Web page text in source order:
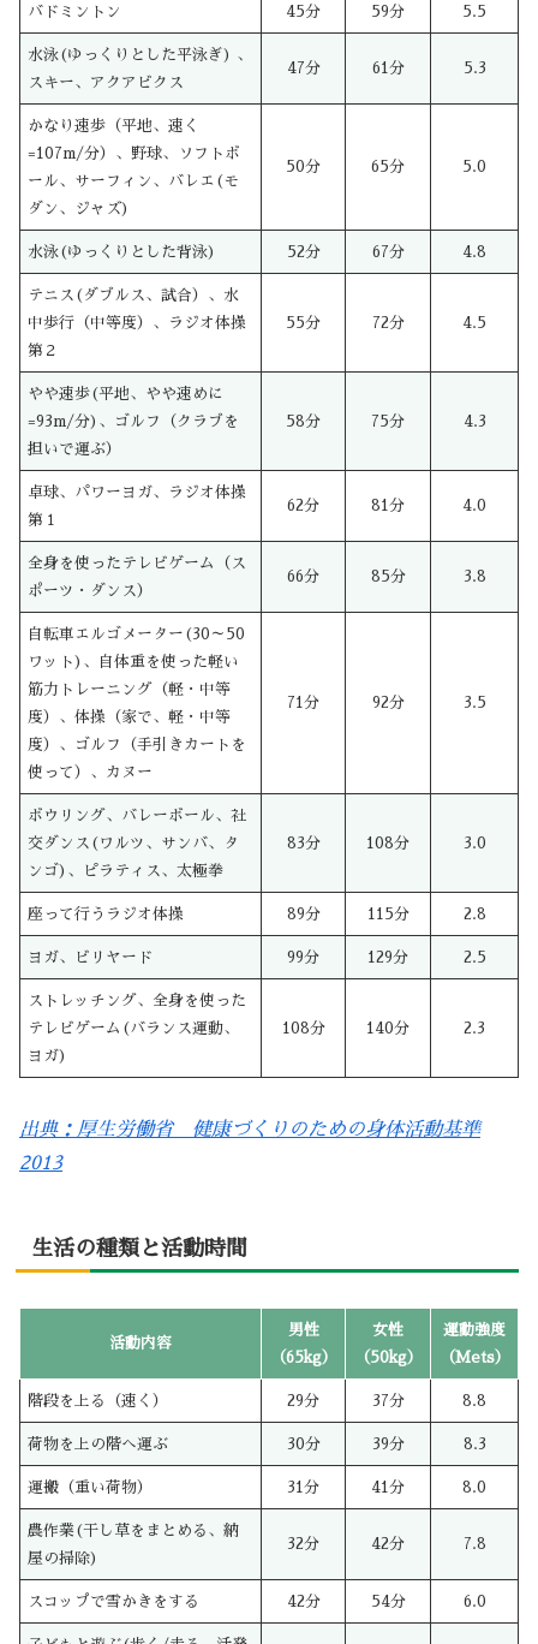
バドミントン 45分 59分 5.5
水泳(ゆっくりとした平泳ぎ) 、
スキー、アクアビクス
47分 61分 5.3
かなり速歩（平地、速く
=107m/分）、野球、ソフトボ
ール、サーフィン、バレエ(モ
ダン、ジャズ)
50分 65分 5.0
水泳(ゆっくりとした背泳) 52分 67分 4.8
テニス(ダブルス、試合）、水
中歩行（中等度）、ラジオ体操
第２
55分 72分 4.5
やや速歩(平地、やや速めに
=93m/分)、ゴルフ（クラブを
担いで運ぶ）
58分 75分 4.3
卓球、パワーヨガ、ラジオ体操
第１
62分 81分 4.0
全身を使ったテレビゲーム（ス
ポーツ・ダンス）
66分 85分 3.8
自転車エルゴメーター(30～50
ワット)、自体重を使った軽い
筋力トレーニング（軽・中等
度）、体操（家で、軽・中等
度）、ゴルフ（手引きカートを
使って）、カヌー
71分 92分 3.5
ボウリング、バレーボール、社
交ダンス(ワルツ、サンバ、タ
ンゴ)、ピラティス、太極拳
83分 108分 3.0
座って行うラジオ体操 89分 115分 2.8
ヨガ、ビリヤード 99分 129分 2.5
ストレッチング、全身を使った
テレビゲーム(バランス運動、
ヨガ)
108分 140分 2.3
出典：厚生労働省 健康づくりのための身体活動基準
2013
生活の種類と活動時間
活動内容
男性
（65kg）
女性
（50kg）
運動強度
（Mets）
階段を上る（速く） 29分 37分 8.8
荷物を上の階へ運ぶ 30分 39分 8.3
運搬（重い荷物） 31分 41分 8.0
農作業(干し草をまとめる、納
屋の掃除)
32分 42分 7.8
スコップで雪かきをする 42分 54分 6.0